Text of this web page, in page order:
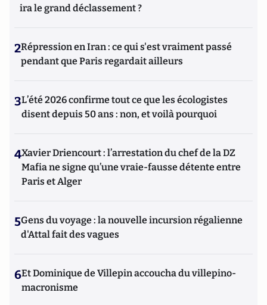
ira le grand déclassement ?
2Répression en Iran : ce qui s'est vraiment passé
pendant que Paris regardait ailleurs
3L’été 2026 confirme tout ce que les écologistes
disent depuis 50 ans : non, et voilà pourquoi
4Xavier Driencourt : l’arrestation du chef de la DZ
Mafia ne signe qu’une vraie-fausse détente entre
Paris et Alger
5Gens du voyage : la nouvelle incursion régalienne
d'Attal fait des vagues
6Et Dominique de Villepin accoucha du villepino-
macronisme